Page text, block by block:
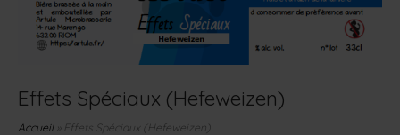
Effets Spéciaux (Hefeweizen)
Accueil»
Effets Spéciaux (Hefeweizen)